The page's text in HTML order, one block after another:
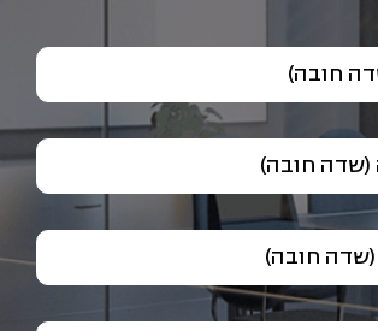
חובה)
חובה)
חובה)